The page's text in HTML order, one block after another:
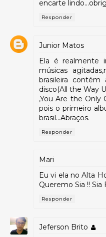
encarte
Responder
Junior Matos
Ela é realmente
músicas
brasileira
disco(All the Way
,You Are the Only
pois o primeiro
brasil...Abraços.
Responder
Mari
Eu vi ela no Alta
Queremo Sia !! Sia
Responder
Jeferson Brito